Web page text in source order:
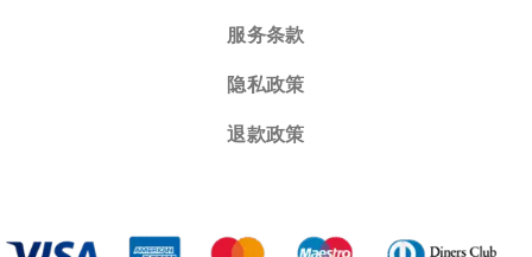
服务条款
隐私政策
退款政策